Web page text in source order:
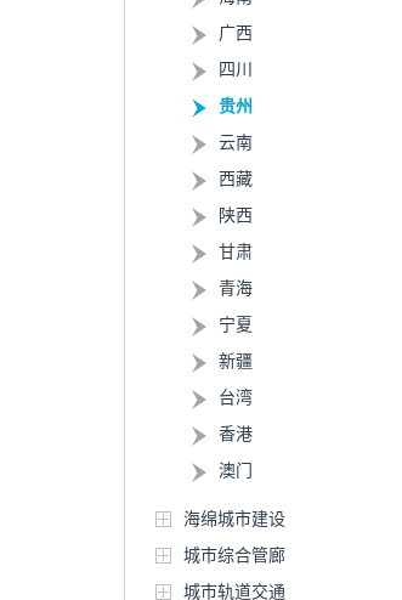
广西
四川
贵州
云南
西藏
陕西
甘肃
青海
宁夏
新疆
台湾
香港
澳门
海绵城市建设
城市综合管廊
城市轨道交通